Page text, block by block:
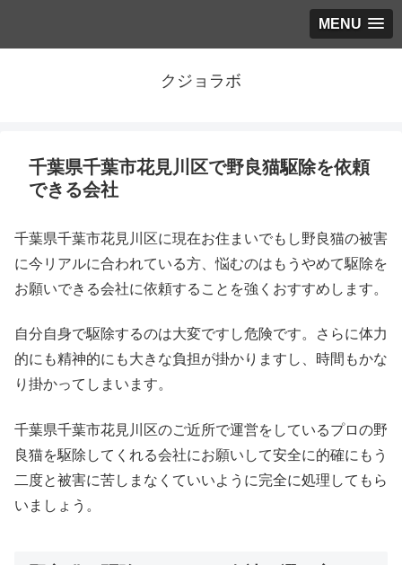
MENU
クジョラボ
千葉県千葉市花見川区で野良猫駆除を依頼
できる会社
千葉県千葉市花見川区に現在お住まいでもし野良猫の被害
に今リアルに合われている方、悩むのはもうやめて駆除を
お願いできる会社に依頼することを強くおすすめします。
自分自身で駆除するのは大変ですし危険です。さらに体力
的にも精神的にも大きな負担が掛かりますし、時間もかな
り掛かってしまいます。
千葉県千葉市花見川区のご近所で運営をしているプロの野
良猫を駆除してくれる会社にお願いして安全に的確にもう
二度と被害に苦しまなくていいように完全に処理してもら
いましょう。